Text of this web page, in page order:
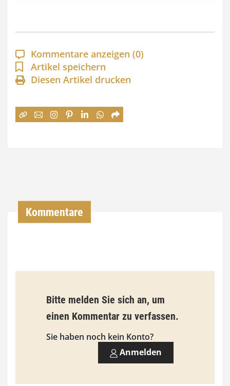
p
a
n
n
:
9
3
0
0
Kommentare anzeigen (0)
Artikel speichern
Diesen Artikel drucken
Kommentare
Bitte melden Sie sich an, um
einen Kommentar zu verfassen.
Sie haben noch kein Konto?
Anmelden